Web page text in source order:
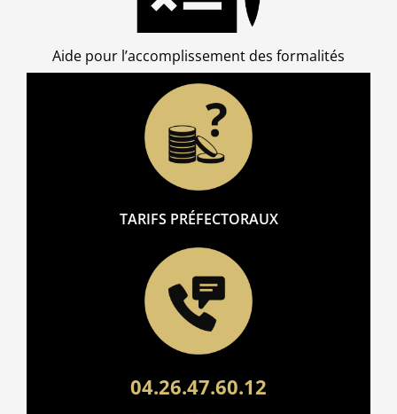
Aide pour l’accomplissement des formalités
TARIFS PRÉFECTORAUX
04.26.47.60.12